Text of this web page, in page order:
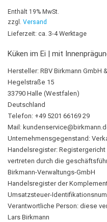
Enthält 19% MwSt.
zzgl. Versand
Lieferzeit: ca. 3-4 Werktage
Küken im Ei | mit
Hersteller: RBV Birkmann GmbH
Hegelstraße 15
33790 Halle (Westfalen)
Deutschland
Telefon: +49 5201 66169 29
Mail:
Unternehmensgegenstand:
Handelsregister: Registergericht
vertreten durch die
Birkmann-Verwaltungs-GmbH
Handelsregister der
Umsatzsteuer-
Verantwortliche Person: diese
Lars Birkmann